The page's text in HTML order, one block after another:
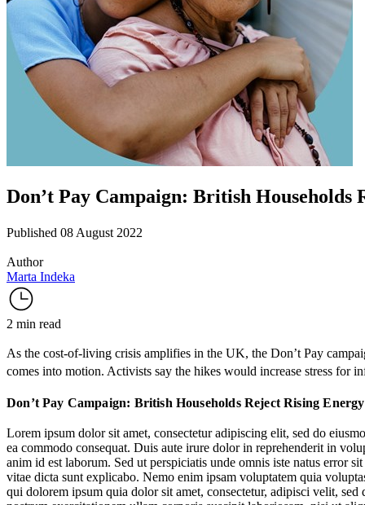
Don’t Pay Campaign: British Households
Published 08 August 2022
Author
Marta Indeka
2 min read
As the cost-of-living crisis amplifies in the UK, the Don’t Pay
comes into motion. Activists say the hikes would increase stress for
Don’t Pay Campaign: British Households Reject Rising
Lorem ipsum dolor sit amet, consectetur adipiscing elit, sed do
ea commodo consequat. Duis aute irure dolor in reprehenderit in
anim id est laborum. Sed ut perspiciatis unde omnis iste natus error
vitae dicta sunt explicabo. Nemo enim ipsam voluptatem quia
qui dolorem ipsum quia dolor sit amet, consectetur, adipisci velit,